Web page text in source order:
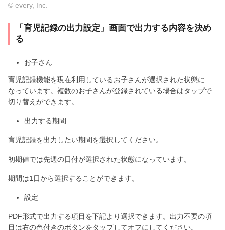
© every, Inc.
「育児記録の出力設定」画面で出力する内容を決め
る
お子さん
育児記録機能を現在利用しているお子さんが選択された状態に
なっています。複数のお子さんが登録されている場合はタップで
切り替えができます。
出力する期間
育児記録を出力したい期間を選択してください。
初期値では先週の日付が選択された状態になっています。
期間は1日から選択することができます。
設定
PDF形式で出力する項目を下記より選択できます。出力不要の項
目は右の色付きのボタンをタップしてオフにしてください。